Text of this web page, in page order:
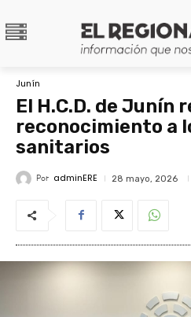
Junín
El H.C.D. de Junín
reconocimiento a
sanitarios
Por adminERE 28 mayo, 2026